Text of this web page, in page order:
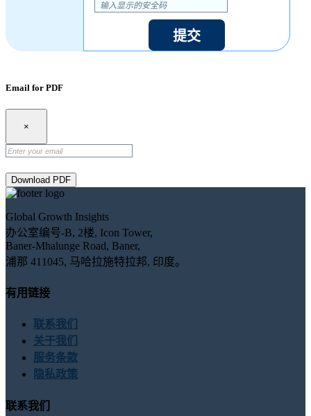
提交
Email for PDF
×
Download PDF
Global Growth Insights
办公室编号-B, 2楼, Icon Tower,
Baner-Mhalunge Road, Baner,
浦那 411045, 马哈拉施特拉邦, 印度。
有用链接
联系我们
关于我们
服务条款
隐私政策
联系我们